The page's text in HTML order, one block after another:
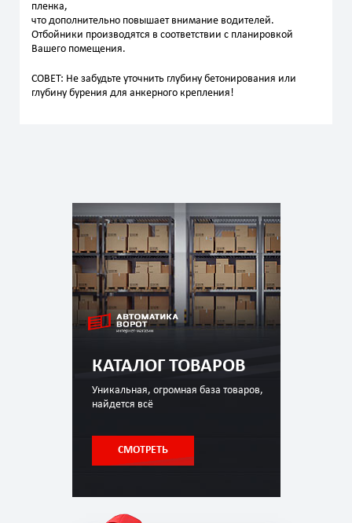
КАТАЛОГ ТОВАРОВ
Уникальная, огромная база товаров,
найдется всё
СМОТРЕТЬ
пленка,
что дополнительно повышает внимание водителей.
Отбойники производятся в соответствии с планировкой
Вашего помещения.
СОВЕТ: Не забудьте уточнить глубину бетонирования или
глубину бурения для анкерного крепления!